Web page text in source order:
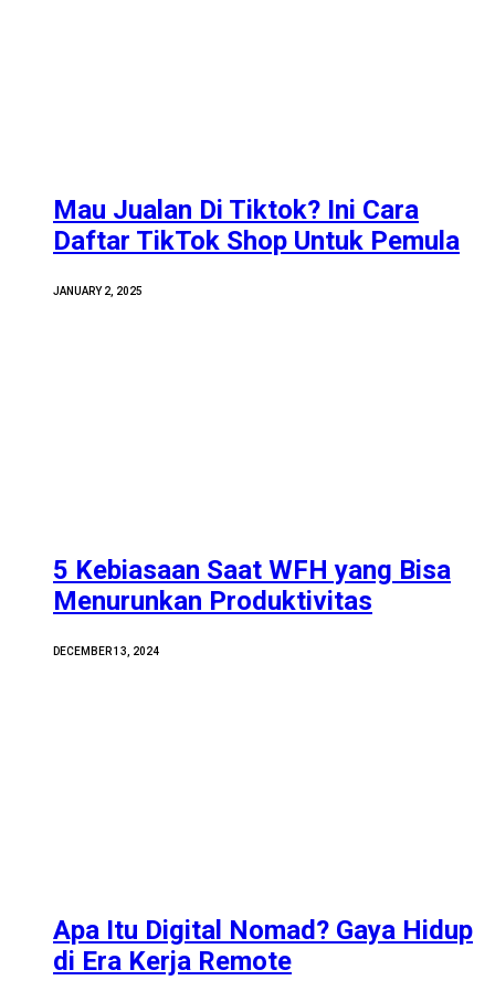
Mau Jualan Di Tiktok? Ini Cara
Daftar TikTok Shop Untuk Pemula
JANUARY 2, 2025
5 Kebiasaan Saat WFH yang Bisa
Menurunkan Produktivitas
DECEMBER 13, 2024
Apa Itu Digital Nomad? Gaya Hidup
di Era Kerja Remote